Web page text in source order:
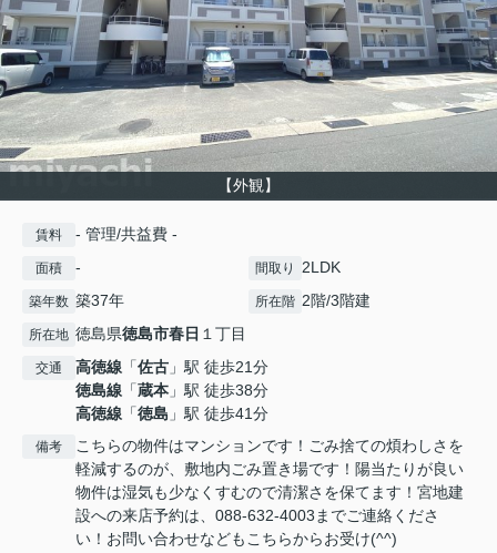
【外観】
賃料 - 管理/共益費 -
面積 - 間取り 2LDK
築年数 築37年 所在階 2階/3階建
所在地 徳島県徳島市春日 １丁目
交通 高徳線 「佐古 」駅 徒歩21分
徳島線 「蔵本 」駅 徒歩38分
高徳線 「徳島 」駅 徒歩41分
備考
こちらの物件はマンションです！ごみ捨ての煩わしさを
軽減するのが、敷地内ごみ置き場です！陽当たりが良い
物件は湿気も少なくすむので清潔さを保てます！宮地建
設への来店予約は、088-632-4003までご連絡くださ
い！お問い合わせなどもこちらからお受け(^^)